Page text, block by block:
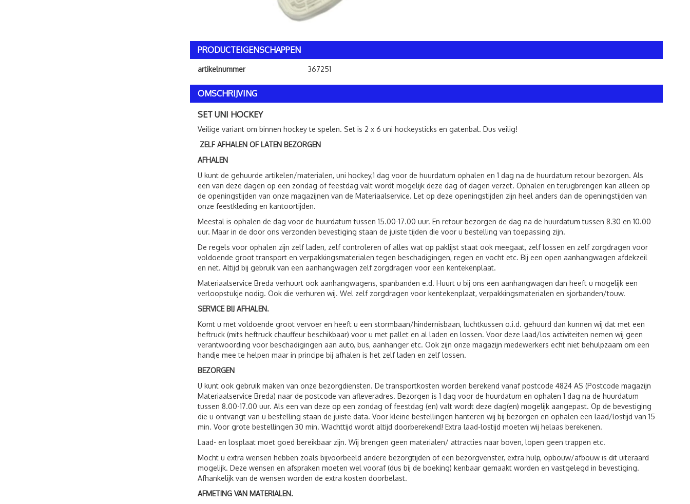
PRODUCTEIGENSCHAPPEN
artikelnummer 367251
OMSCHRIJVING
SET UNI HOCKEY
Veilige variant om binnen hockey te spelen. Set is 2 x 6 uni hockeysticks en gatenbal. Dus veilig!
ZELF AFHALEN OF LATEN BEZORGEN
AFHALEN
U kunt de gehuurde artikelen/materialen, uni hockey,1 dag voor de huurdatum ophalen en 1 dag na de huurdatum retour bezorgen. Als
een van deze dagen op een zondag of feestdag valt wordt mogelijk deze dag of dagen verzet. Ophalen en terugbrengen kan alleen op
de openingstijden van onze magazijnen van de Materiaalservice. Let op deze openingstijden zijn heel anders dan de openingstijden van
onze feestkleding en kantoortijden.
Meestal is ophalen de dag voor de huurdatum tussen 15.00-17.00 uur. En retour bezorgen de dag na de huurdatum tussen 8.30 en 10.00
uur. Maar in de door ons verzonden bevestiging staan de juiste tijden die voor u bestelling van toepassing zijn.
De regels voor ophalen zijn zelf laden, zelf controleren of alles wat op paklijst staat ook meegaat, zelf lossen en zelf zorgdragen voor
voldoende groot transport en verpakkingsmaterialen tegen beschadigingen, regen en vocht etc. Bij een open aanhangwagen afdekzeil
en net. Altijd bij gebruik van een aanhangwagen zelf zorgdragen voor een kentekenplaat.
Materiaalservice Breda verhuurt ook aanhangwagens, spanbanden e.d. Huurt u bij ons een aanhangwagen dan heeft u mogelijk een
verloopstukje nodig. Ook die verhuren wij. Wel zelf zorgdragen voor kentekenplaat, verpakkingsmaterialen en sjorbanden/touw.
SERVICE BIJ AFHALEN.
Komt u met voldoende groot vervoer en heeft u een stormbaan/hindernisbaan, luchtkussen o.i.d. gehuurd dan kunnen wij dat met een
heftruck (mits heftruck chauffeur beschikbaar) voor u met pallet en al laden en lossen. Voor deze laad/los activiteiten nemen wij geen
verantwoording voor beschadigingen aan auto, bus, aanhanger etc. Ook zijn onze magazijn medewerkers echt niet behulpzaam om een
handje mee te helpen maar in principe bij afhalen is het zelf laden en zelf lossen.
BEZORGEN
U kunt ook gebruik maken van onze bezorgdiensten. De transportkosten worden berekend vanaf postcode 4824 AS (Postcode magazijn
Materiaalservice Breda) naar de postcode van afleveradres. Bezorgen is 1 dag voor de huurdatum en ophalen 1 dag na de huurdatum
tussen 8.00-17.00 uur. Als een van deze op een zondag of feestdag (en) valt wordt deze dag(en) mogelijk aangepast. Op de bevestiging
die u ontvangt van u bestelling staan de juiste data. Voor kleine bestellingen hanteren wij bij bezorgen en ophalen een laad/lostijd van 15
min. Voor grote bestellingen 30 min. Wachttijd wordt altijd doorberekend! Extra laad-lostijd moeten wij helaas berekenen.
Laad- en losplaat moet goed bereikbaar zijn. Wij brengen geen materialen/ attracties naar boven, lopen geen trappen etc.
Mocht u extra wensen hebben zoals bijvoorbeeld andere bezorgtijden of een bezorgvenster, extra hulp, opbouw/afbouw is dit uiteraard
mogelijk. Deze wensen en afspraken moeten wel vooraf (dus bij de boeking) kenbaar gemaakt worden en vastgelegd in bevestiging.
Afhankelijk van de wensen worden de extra kosten doorbelast.
AFMETING VAN MATERIALEN.